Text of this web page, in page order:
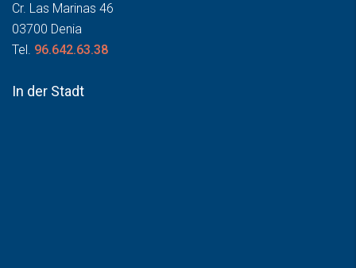
Cr. Las Marinas 46
03700 Denia
Tel. 96.642.63.38
In der Stadt